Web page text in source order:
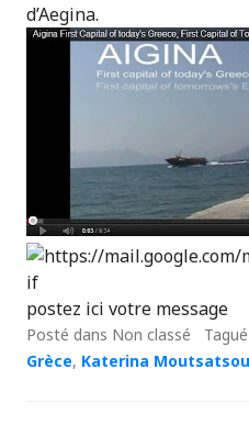
d’Aegina.
postez ici votre message
Posté dans Non classé Tagué
Grèce, Katerina Moutsatsou